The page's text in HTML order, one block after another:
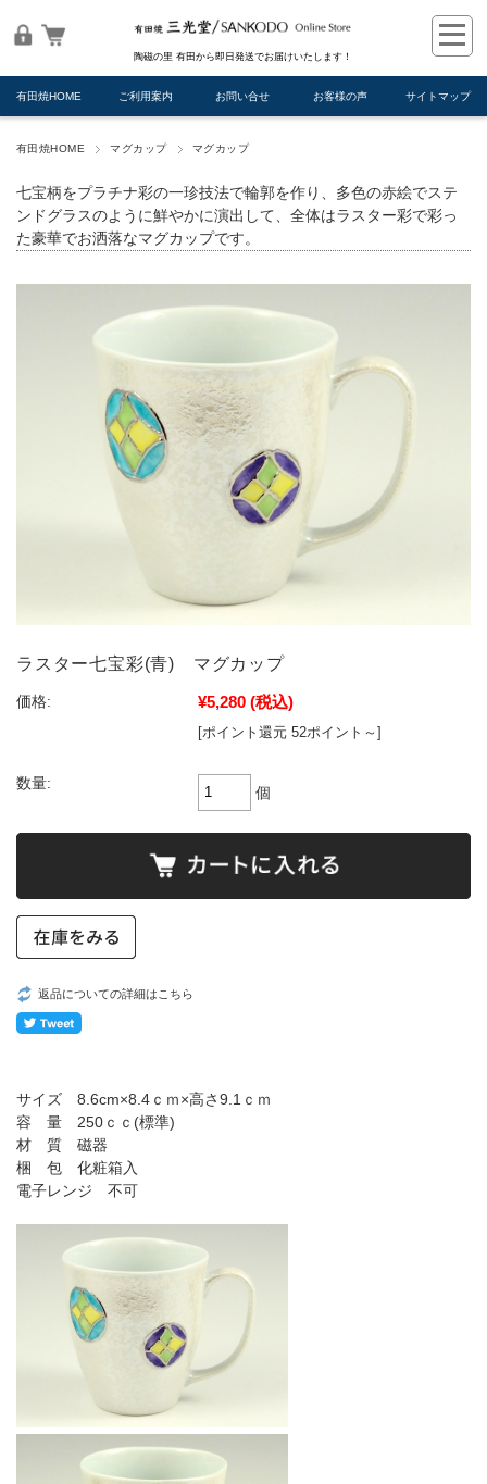
陶磁の里 有田から即日発送でお届けいたします！
有田焼HOME ご利用案内 お問い合せ お客様の声 サイトマップ
有田焼HOME マグカップ マグカップ
七宝柄をプラチナ彩の一珍技法で輪郭を作り、多色の赤絵でステ
ンドグラスのように鮮やかに演出して、全体はラスター彩で彩っ
た豪華でお洒落なマグカップです。
ラスター七宝彩(青) マグカップ
価格: ¥5,280 (税込)
[ポイント還元 52ポイント～]
数量:
個
返品についての詳細はこちら
サイズ 8.6cm×8.4ｃｍ×高さ9.1ｃｍ
容 量 250ｃｃ(標準)
材 質 磁器
梱 包 化粧箱入
電子レンジ 不可